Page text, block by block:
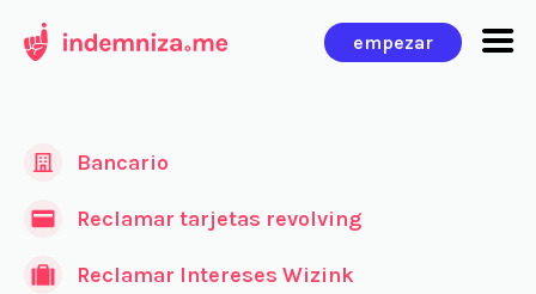
empezar
Bancario
Reclamar tarjetas revolving
Reclamar Intereses Wizink